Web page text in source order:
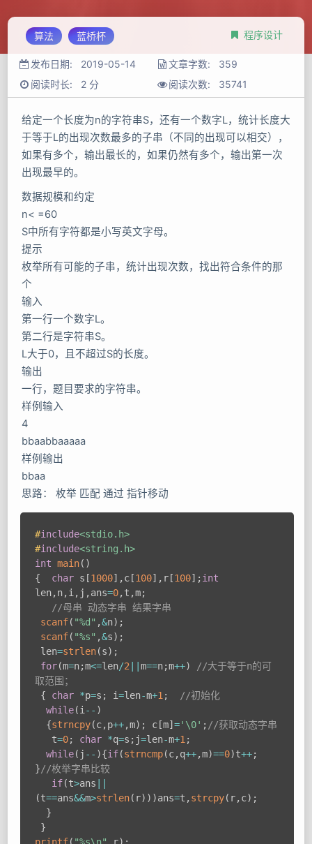
算法 蓝桥杯 程序设计
发布日期: 2019-05-14
文章字数: 359
阅读时长: 2 分
阅读次数: 35741
给定一个长度为n的字符串S，还有一个数字L，统计长度大
于等于L的出现次数最多的子串（不同的出现可以相交），
如果有多个，输出最长的，如果仍然有多个，输出第一次
出现最早的。
数据规模和约定
n< =60
S中所有字符都是小写英文字母。
提示
枚举所有可能的子串，统计出现次数，找出符合条件的那
个
输入
第一行一个数字L。
第二行是字符串S。
L大于0，且不超过S的长度。
输出
一行，题目要求的字符串。
样例输入
4
bbaabbaaaaa
样例输出
bbaa
思路： 枚举 匹配 通过 指针移动
#include<stdio.h>
#include<string.h>
int main( )
{
char s [1000] , c[100] , r[100] ; int
len, n, i , j , ans=0, t ,m;
//母串 动态字串 结果字串
scanf( "%d" ,&n) ;
scanf( "%s" ,&s) ;
len=strlen(s) ;
for(m=n;m<=len/2 ||m==n;m++)
//大于等于n的可
取范围；
{
char *p=s ; i=len-m+1 ;
//初始化
while(i -- )
{strncpy(c, p++,m) ; c[m]='\0' ;
   t
=0; char *q=s ; j=len-m+1 ;
while( j -- ){if(strncmp(c, q++,m)==0)t++;
}//枚举字串比较
if(t>ans ||
(t==ans&&m>strlen( r) ) )ans=t , strcpy( r, c) ;
}
}
printf( "%s\n" r) ;